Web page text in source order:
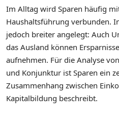
Im Alltag wird Sparen häufig
Haushaltsführung verbunden.
jedoch breiter angelegt: Auch
das Ausland können
aufnehmen. Für die Analyse
und Konjunktur ist Sparen ein
Zusammenhang zwischen
Kapitalbildung beschreibt.